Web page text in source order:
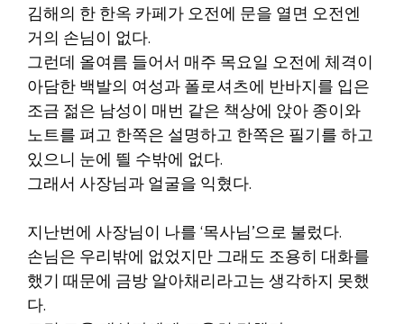
김해의 한 한옥 카페가 오전에 문을 열면 오전엔
거의 손님이 없다.
그런데 올여름 들어서 매주 목요일 오전에 체격이
아담한 백발의 여성과 폴로셔츠에 반바지를 입은
조금 젊은 남성이 매번 같은 책상에 앉아 종이와
노트를 펴고 한쪽은 설명하고 한쪽은 필기를 하고
있으니 눈에 띌 수밖에 없다.
그래서 사장님과 얼굴을 익혔다.
지난번에 사장님이 나를 ‘목사님’으로 불렀다.
손님은 우리밖에 없었지만 그래도 조용히 대화를
했기 때문에 금방 알아채리라고는 생각하지 못했
다.